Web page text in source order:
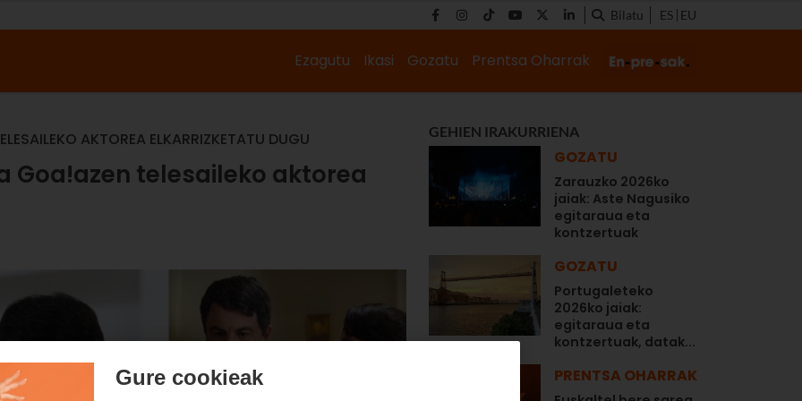
Bilatu ES EU
Ezagutu Ikasi Gozatu Prentsa Oharrak
AKTOREA ELKARRIZKETATU DUGU
Goa!azen telesaileko aktorea
GEHIEN IRAKURRIENA
GOZATU
Zarauzko 2026ko
jaiak: Aste Nagusiko
egitaraua eta
kontzertuak
GOZATU
Portugaleteko
2026ko jaiak:
egitaraua eta
kontzertuak, datak...
PRENTSA OHARRAK
Gure cookieak